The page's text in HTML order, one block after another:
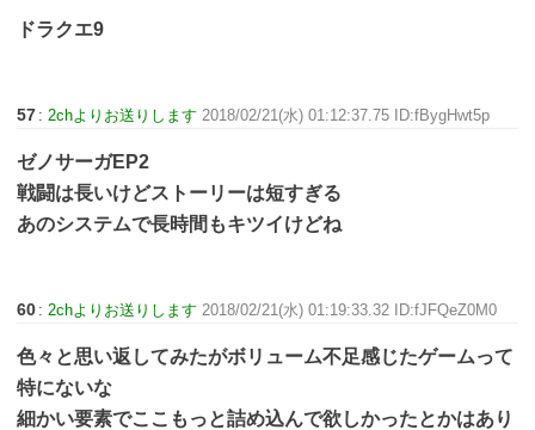
ドラクエ9
57 : 2chよりお送りします 2018/02/21(水) 01:12:37.75 ID:fBygHwt5p
ゼノサーガEP2
戦闘は長いけどストーリーは短すぎる
あのシステムで長時間もキツイけどね
60 : 2chよりお送りします 2018/02/21(水) 01:19:33.32 ID:fJFQeZ0M0
色々と思い返してみたがボリューム不足感じたゲームって
特にないな
細かい要素でここもっと詰め込んで欲しかったとかはあり